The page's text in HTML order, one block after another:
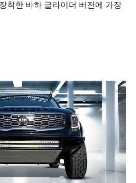
착한 바하 글라이더 버전에 가장